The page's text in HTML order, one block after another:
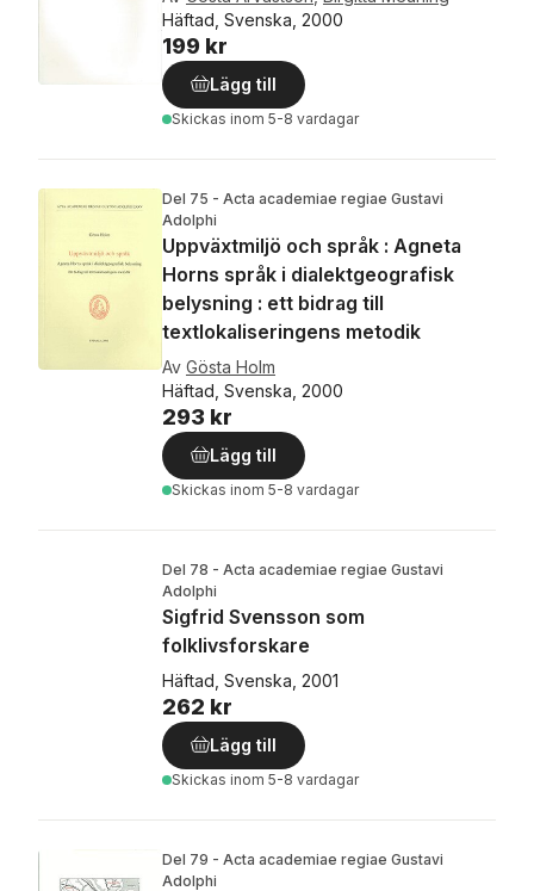
Häftad, Svenska, 2000
199 kr
Lägg till
Skickas inom 5-8 vardagar
Del 75 - Acta academiae regiae Gustavi
Adolphi
Uppväxtmiljö och språk : Agneta
Horns språk i dialektgeografisk
belysning : ett bidrag till
textlokaliseringens metodik
Av Gösta Holm
Häftad, Svenska, 2000
293 kr
Lägg till
Skickas inom 5-8 vardagar
Del 78 - Acta academiae regiae Gustavi
Adolphi
Sigfrid Svensson som
folklivsforskare
Häftad, Svenska, 2001
262 kr
Lägg till
Skickas inom 5-8 vardagar
Del 79 - Acta academiae regiae Gustavi
Adolphi